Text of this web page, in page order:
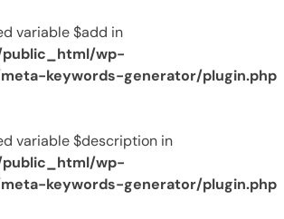
variable $add in
wp-
keywords-generator/plugin.php
variable $description in
wp-
keywords-generator/plugin.php